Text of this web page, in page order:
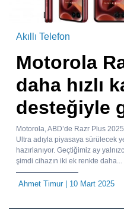
Akıllı Telefon
Motorola
daha hızlı
desteğiyle
Motorola, ABD’de Razr Plus
Ultra adıyla piyasaya sürülecek
hazırlanıyor. Geçtiğimiz ay
şimdi cihazın iki ek renkte daha...
Ahmet Timur| 10 Mart 2025